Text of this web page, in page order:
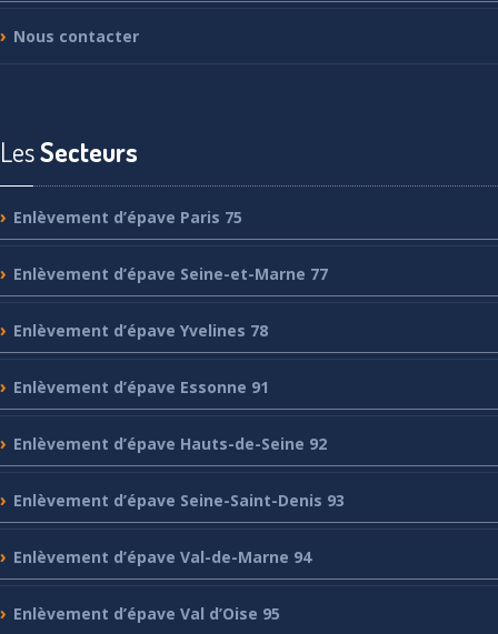
Nous contacter
LesSecteurs
Enlèvement d’épave Paris 75
Enlèvement d’épave Seine-et-Marne 77
Enlèvement d’épave Yvelines 78
Enlèvement d’épave Essonne 91
Enlèvement d’épave Hauts-de-Seine 92
Enlèvement d’épave Seine-Saint-Denis 93
Enlèvement d’épave Val-de-Marne 94
Enlèvement d’épave Val d’Oise 95